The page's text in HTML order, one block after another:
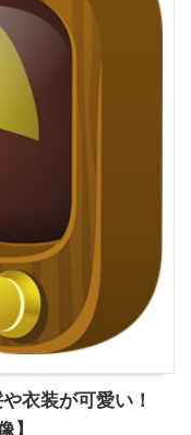
衣装が可愛い！
】